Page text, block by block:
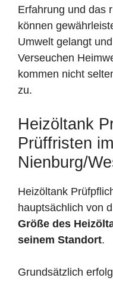
Erfahrung und das
können
Umwelt gelangt
Verseuchen
kommen nicht
zu.
Heizöltank
Prüffristen
Nienburg/
Heizöltank
hauptsächlich von
Größe des
seinem Standort.
Grundsätzlich